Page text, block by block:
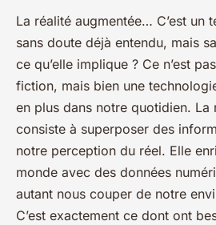
La réalité augmentée… C’est un
sans doute déjà entendu, mais
ce qu’elle implique ? Ce n’est
fiction, mais bien une
en plus dans notre quotidien. La
consiste à superposer des
notre perception du réel. Elle
monde avec des données
autant nous couper de notre
C’est exactement ce dont ont